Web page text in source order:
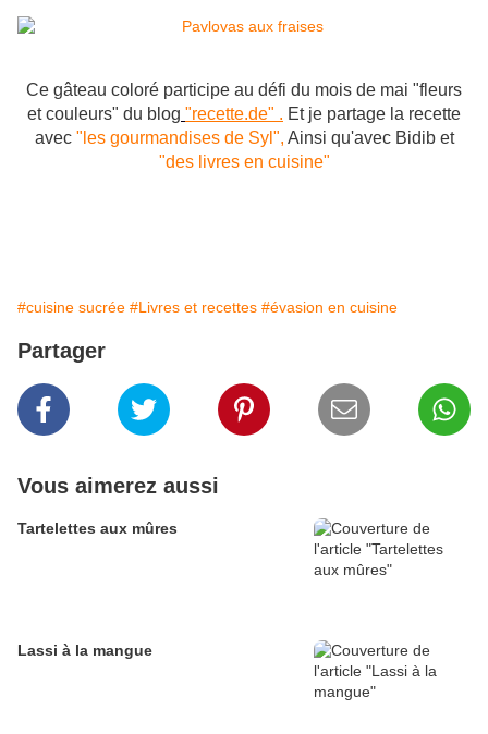
Ce gâteau coloré participe au défi du mois de mai "fleurs
et couleurs" du blog "recette.de" . Et je partage la recette
avec "les gourmandises de Syl", Ainsi qu'avec Bidib et
"des livres en cuisine"
#cuisine sucrée #Livres et recettes #évasion en cuisine
Partager
Vous aimerez aussi
Tartelettes aux mûres
Lassi à la mangue